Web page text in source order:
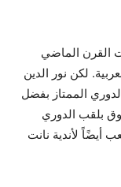
القرن الماضي
لكن نور الدين
الممتاز بفضل
بلقب الدوري
ديبورتيفو لاكورونيا عام 2000، ولعب أيضًاً لأندية نانت